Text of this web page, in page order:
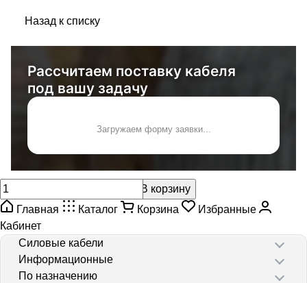
Назад к списку
Рассчитаем поставку кабеля
под вашу задачу
Загружаем форму заявки...
В корзину
Главная
Каталог Корзина
Избранные
Кабинет
Силовые кабели
Информационные
По назначению